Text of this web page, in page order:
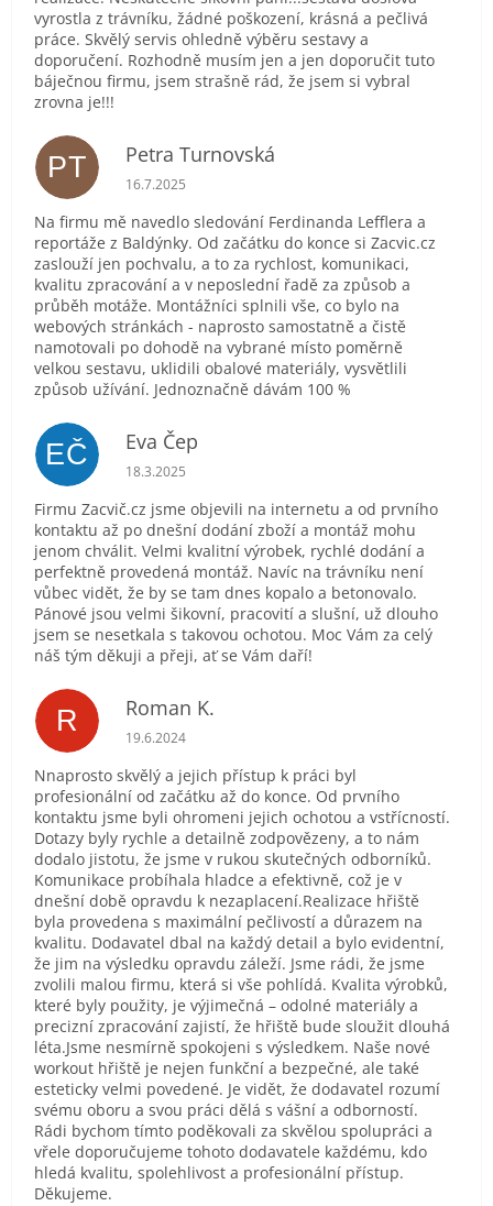
vyrostla z trávníku, žádné poškození, krásná a pečlivá
práce. Skvělý servis ohledně výběru sestavy a
doporučení. Rozhodně musím jen a jen doporučit tuto
báječnou firmu, jsem strašně rád, že jsem si vybral
zrovna je!!!
PT Petra Turnovská
Hodnocení obchodu je 5 z 5 hvězdiček.
16.7.2025
Na firmu mě navedlo sledování Ferdinanda Lefflera a
reportáže z Baldýnky. Od začátku do konce si Zacvic.cz
zaslouží jen pochvalu, a to za rychlost, komunikaci,
kvalitu zpracování a v neposlední řadě za způsob a
průběh motáže. Montážníci splnili vše, co bylo na
webových stránkách - naprosto samostatně a čistě
namotovali po dohodě na vybrané místo poměrně
velkou sestavu, uklidili obalové materiály, vysvětlili
způsob užívání. Jednoznačně dávám 100 %
EČ Eva Čep
Hodnocení obchodu je 5 z 5 hvězdiček.
18.3.2025
Firmu Zacvič.cz jsme objevili na internetu a od prvního
kontaktu až po dnešní dodání zboží a montáž mohu
jenom chválit. Velmi kvalitní výrobek, rychlé dodání a
perfektně provedená montáž. Navíc na trávníku není
vůbec vidět, že by se tam dnes kopalo a betonovalo.
Pánové jsou velmi šikovní, pracovití a slušní, už dlouho
jsem se nesetkala s takovou ochotou. Moc Vám za celý
náš tým děkuji a přeji, ať se Vám daří!
R Roman K.
Hodnocení obchodu je 5 z 5 hvězdiček.
19.6.2024
Nnaprosto skvělý a jejich přístup k práci byl
profesionální od začátku až do konce. Od prvního
kontaktu jsme byli ohromeni jejich ochotou a vstřícností.
Dotazy byly rychle a detailně zodpovězeny, a to nám
dodalo jistotu, že jsme v rukou skutečných odborníků.
Komunikace probíhala hladce a efektivně, což je v
dnešní době opravdu k nezaplacení.Realizace hřiště
byla provedena s maximální pečlivostí a důrazem na
kvalitu. Dodavatel dbal na každý detail a bylo evidentní,
že jim na výsledku opravdu záleží. Jsme rádi, že jsme
zvolili malou firmu, která si vše pohlídá. Kvalita výrobků,
které byly použity, je výjimečná – odolné materiály a
precizní zpracování zajistí, že hřiště bude sloužit dlouhá
léta.Jsme nesmírně spokojeni s výsledkem. Naše nové
workout hřiště je nejen funkční a bezpečné, ale také
esteticky velmi povedené. Je vidět, že dodavatel rozumí
svému oboru a svou práci dělá s vášní a odborností.
Rádi bychom tímto poděkovali za skvělou spolupráci a
vřele doporučujeme tohoto dodavatele každému, kdo
hledá kvalitu, spolehlivost a profesionální přístup.
Děkujeme.